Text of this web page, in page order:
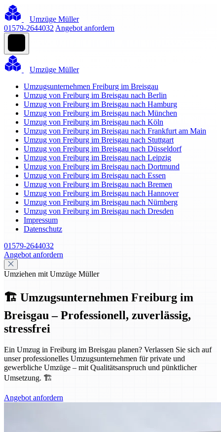
Umzüge Müller
01579-2644032 Angebot anfordern
Umzüge Müller
Umzugsunternehmen Freiburg im Breisgau
Umzug von Freiburg im Breisgau nach Berlin
Umzug von Freiburg im Breisgau nach Hamburg
Umzug von Freiburg im Breisgau nach München
Umzug von Freiburg im Breisgau nach Köln
Umzug von Freiburg im Breisgau nach Frankfurt am Main
Umzug von Freiburg im Breisgau nach Stuttgart
Umzug von Freiburg im Breisgau nach Düsseldorf
Umzug von Freiburg im Breisgau nach Leipzig
Umzug von Freiburg im Breisgau nach Dortmund
Umzug von Freiburg im Breisgau nach Essen
Umzug von Freiburg im Breisgau nach Bremen
Umzug von Freiburg im Breisgau nach Hannover
Umzug von Freiburg im Breisgau nach Nürnberg
Umzug von Freiburg im Breisgau nach Dresden
Impressum
Datenschutz
01579-2644032
Angebot anfordern
Umziehen mit Umzüge Müller
🏗️ Umzugsunternehmen Freiburg im
Breisgau – Professionell, zuverlässig,
stressfrei
Ein Umzug in Freiburg im Breisgau planen? Verlassen Sie sich auf
unser professionelles Umzugsunternehmen für private und
gewerbliche Umzüge – mit Qualitätsanspruch und pünktlicher
Umsetzung. 🏗️
Angebot anfordern